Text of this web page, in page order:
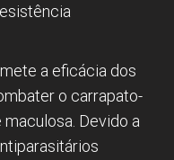
a eficácia dos
o carrapato-
Devido a